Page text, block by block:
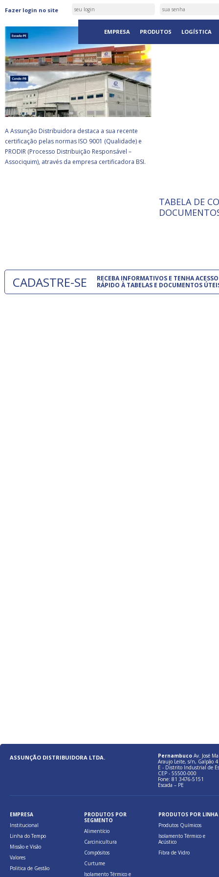
Fazer login no site
EMPRESA PRODUTOS LOGÍSTICA
ASSUNÇÃO DISTRIBUIDORA É
CERTIFICADA PELA BSI
A Assunção Distribuidora destaca a sua recente
certificação pelas normas ISO 9001 (Qualidade) e
PRODIR (Processo Distribuição Responsável –
Associquim), através da empresa certificadora BSI.
ISO 9001:
A
TABELA DE
CADASTRE-SE
RECEBA INFORMATIVOS E TENHA ACESSO
RÁPIDO À TABELAS E DOCUMENTOS
ASSUNÇÃO DISTRIBUIDORA LTDA. Pernambuco Av. José
Araujo Leite, s/n, Galpão 4
E - Distrito Industrial de
CEP - 55500-000
Fone: 81 3476-5151
Escada – PE
EMPRESA
Institucional
Linha do Tempo
Missão e Visão
Valores
Politica de Gestão
PRODUTOS POR
SEGMENTO
Alimentício
Carcinicultura
Compósitos
Curtume
Isolamento Térmico e
PRODUTOS POR LINHA
Produtos Químicos
Isolamento Térmico e
Acústico
Fibra de Vidro